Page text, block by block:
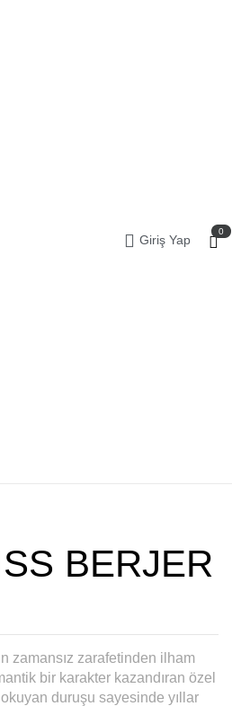
Giriş Yap
0
BERJER
zamansız zarafetinden ilham
bir karakter kazandıran özel
duruşu sayesinde yıllar